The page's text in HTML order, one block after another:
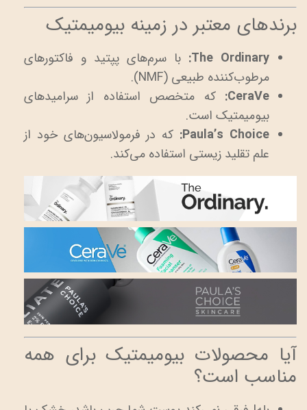
برندهای معتبر در زمینه بیومیمتیک
The Ordinary: با سرم‌های پپتید و فاکتورهای
مرطوب‌کننده طبیعی (NMF).
CeraVe:
که متخصص استفاده از سرامیدهای
بیومیمتیک است.
Paula’s Choice: که در فرمولاسیون‌های خود از
علم تقلید زیستی استفاده می‌کند.
آیا محصولات بیومیمتیک برای همه
مناسب است؟